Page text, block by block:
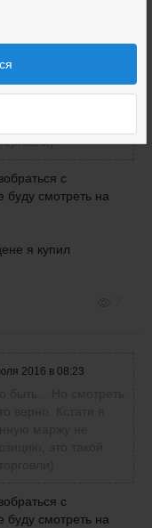
быть... Но смотреть
верно. Кстати я
маржу не
с
смотреть на
я купил
2016 в 08:23
с
смотреть на